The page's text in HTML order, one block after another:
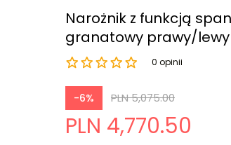
Zapomniałeś hasła?
Narożnik z funkcją
granatowy prawy/lewy
0 opinii
-6% PLN 5,075.00
PLN 4,770.50